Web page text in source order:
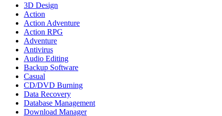
3D Design
Action
Action Adventure
Action RPG
Adventure
Antivirus
Audio Editing
Backup Software
Casual
CD/DVD Burning
Data Recovery
Database Management
Download Manager